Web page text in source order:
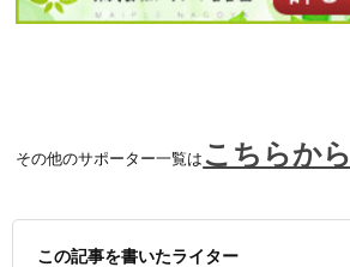
その他のサポーター一覧は こちらから
この記事を書いたライター